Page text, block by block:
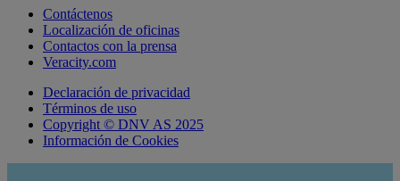
Contáctenos
Localización de oficinas
Contactos con la prensa
Veracity.com
Declaración de privacidad
Términos de uso
Copyright © DNV AS 2025
Información de Cookies